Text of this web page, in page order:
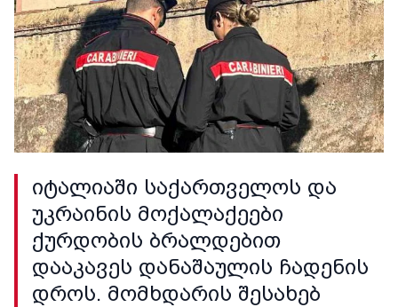
იტალიაში საქართველოს და
უკრაინის მოქალაქეები
ქურდობის ბრალდებით
დააკავეს დანაშაულის ჩადენის
დროს. მომხდარის შესახებ